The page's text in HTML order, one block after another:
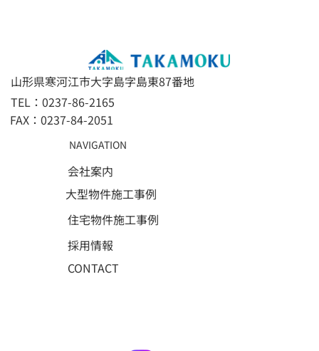
山形県寒河江市大字島字島東87番地
TEL：0237-86-2165
FAX：0237-84-2051
NAVIGATION
会社案内
住宅物件施工事例
大型物件施工事例
CONTACT
採用情報